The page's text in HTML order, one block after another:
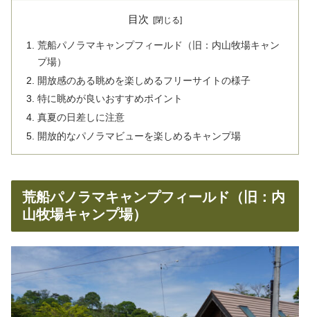
目次
荒船パノラマキャンプフィールド（旧：内山牧場キャン
プ場）
開放感のある眺めを楽しめるフリーサイトの様子
特に眺めが良いおすすめポイント
真夏の日差しに注意
開放的なパノラマビューを楽しめるキャンプ場
荒船パノラマキャンプフィールド（旧：内
山牧場キャンプ場）